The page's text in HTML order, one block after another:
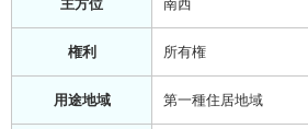
主方位 南西
権利 所有権
用途地域 第一種住居地域